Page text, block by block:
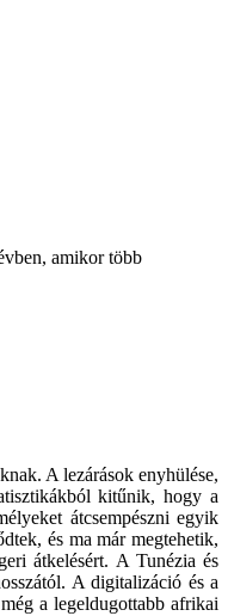
amikor több
A lezárások enyhülése,
kitűnik, hogy a
átcsempészni egyik
és ma már megtehetik,
átkelésért. A Tunézia és
A digitalizáció és a
a legeldugottabb afrikai